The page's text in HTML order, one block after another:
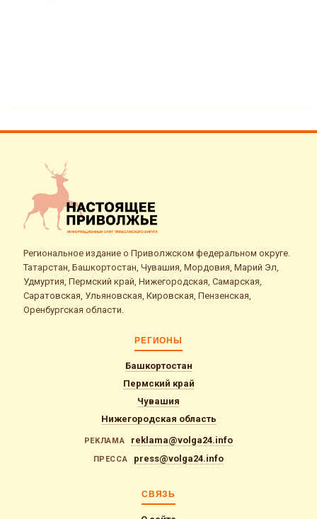
Региональное издание о Приволжском федеральном округе.
Татарстан, Башкортостан, Чувашия, Мордовия, Марий Эл,
Удмуртия, Пермский край, Нижегородская, Самарская,
Саратовская, Ульяновская, Кировская, Пензенская,
Оренбургская области.
РЕГИОНЫ
Башкортостан
Пермский край
Чувашия
Нижегородская область
РЕКЛАМА reklama@volga24.info
ПРЕССА press@volga24.info
СВЯЗЬ